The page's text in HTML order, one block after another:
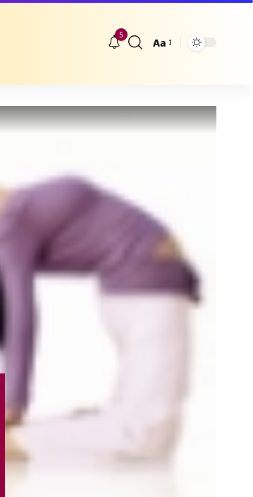
5
Größenänderung
Aa